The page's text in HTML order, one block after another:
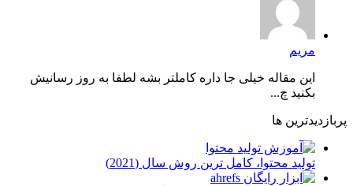
مریم
این مقاله خیلی جا داره کاملتر بشه لطفا به روز رسانیش
بکنید چ...
پربازدیدترین ها
توليد محتوا، کامل ترین روش سال (2021)